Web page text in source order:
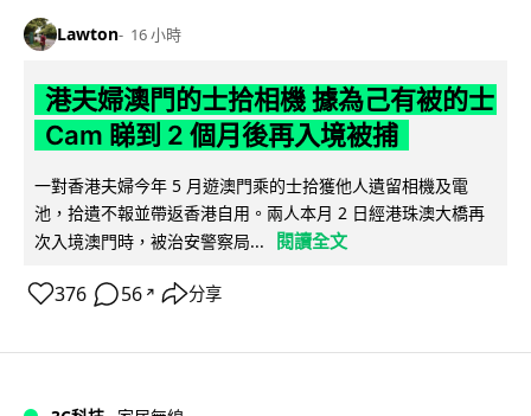
Lawton 16 小時
港夫婦澳門的士拾相機 據為己有被的士
Cam 睇到 2 個月後再入境被捕
一對香港夫婦今年 5 月遊澳門乘的士拾獲他人遺留相機及電
池，拾遺不報並帶返香港自用。兩人本月 2 日經港珠澳大橋再
次入境澳門時，被治安警察局...
閱讀全文
376 56 ↗ 分享